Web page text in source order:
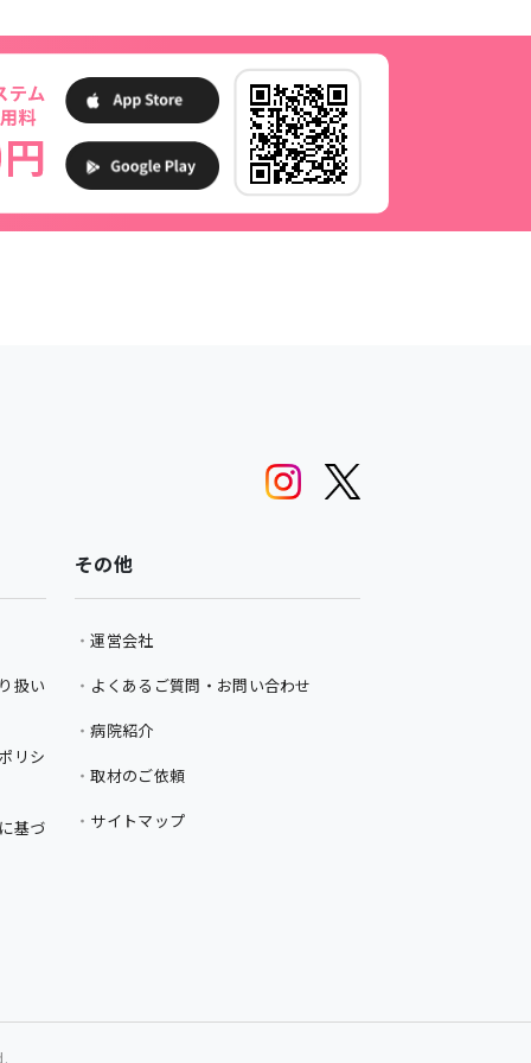
扱い
リシ
基づ
その他
運営会社
よくあるご質問・お問い合わせ
病院紹介
取材のご依頼
サイトマップ